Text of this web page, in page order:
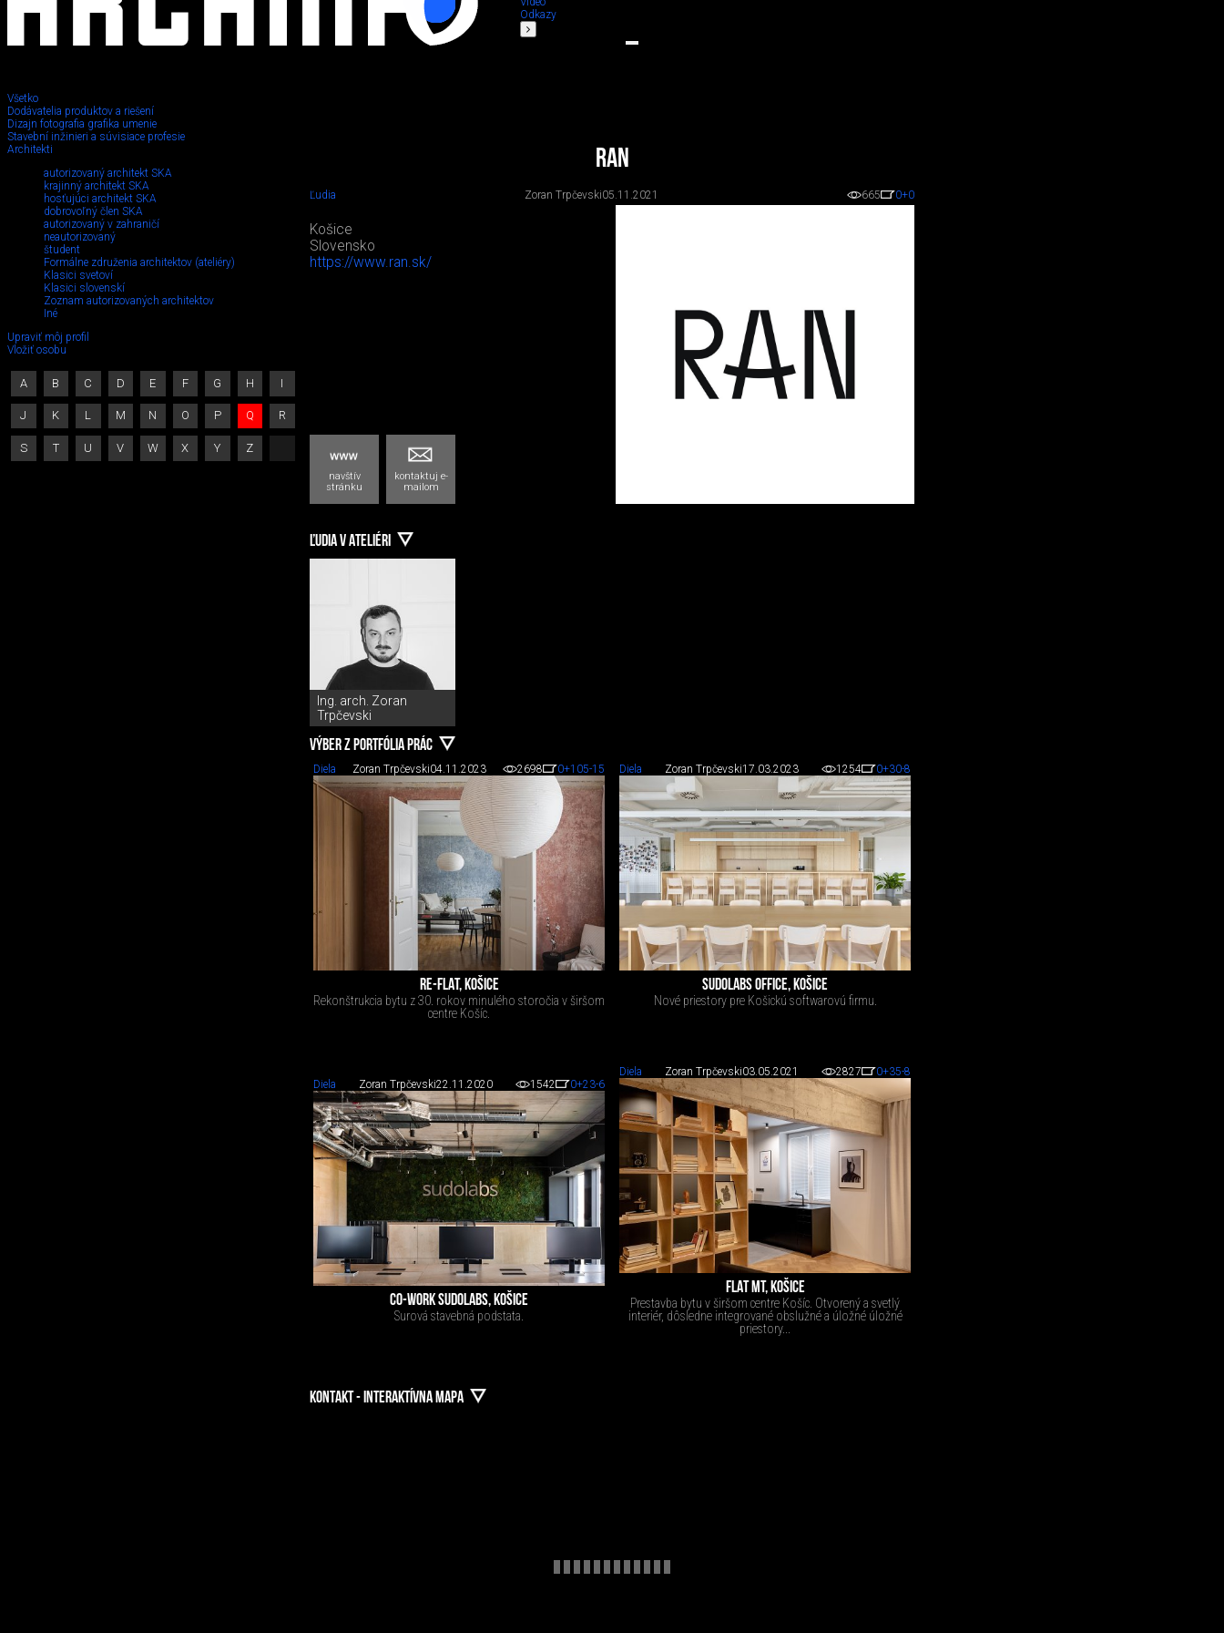
Odkazy
Všetko
Dodávatelia produktov a riešení
Dizajn fotografia grafika umenie
Stavební inžinieri a súvisiace profesie
Architekti
autorizovaný architekt SKA
krajinný architekt SKA
hosťujúci architekt SKA
dobrovoľný člen SKA
autorizovaný v zahraničí
neautorizovaný
študent
Formálne združenia architektov (ateliéry)
Klasici svetoví
Klasici slovenskí
Zoznam autorizovaných architektov
Iné
Upraviť môj profil
Vložiť osobu
A B C D E F G H I
J K L M N O P Q R
S T U V W X Y Z
RAN
Ľudia Zoran Trpčevski05.11.2021 665 0+0
Košice
Slovensko
https://www.ran.sk/
navštív
stránku
kontaktuj e-
mailom
ĽUDIA V ATELIÉRI
Ing. arch. Zoran
Trpčevski
VÝBER Z PORTFÓLIA PRÁC
Diela Zoran Trpčevski04.11.2023 2698 0+105-15
RE-FLAT, KOŠICE
Rekonštrukcia bytu z 30. rokov minulého storočia v širšom
centre Košíc.
Diela Zoran Trpčevski17.03.2023 1254 0+30-8
SUDOLABS OFFICE, KOŠICE
Nové priestory pre Košickú softwarovú firmu.
Diela Zoran Trpčevski03.05.2021 2827 0+35-8
FLAT MT, KOŠICE
Prestavba bytu v širšom centre Košíc. Otvorený a svetlý
interiér, dôsledne integrované obslužné a úložné úložné
priestory...
Diela Zoran Trpčevski22.11.2020 1542 0+23-6
CO-WORK SUDOLABS, KOŠICE
Surová stavebná podstata.
KONTAKT - INTERAKTÍVNA MAPA